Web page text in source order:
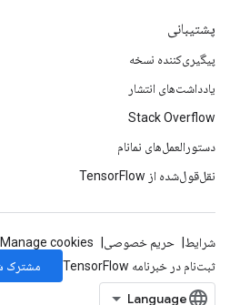
پشتیبانی
پیگیری‌کننده نسخه
یادداشت‌های انتشار
Stack Overflow
دستورالعمل‌های نمانام
نقل‌قول‌شده از TensorFlow
شرایط حریم خصوصی
Manage cookies
ثبت‌نام در خبرنامه TensorFlow
مشترک